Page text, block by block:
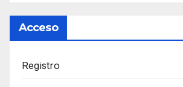
Acceso
Registro